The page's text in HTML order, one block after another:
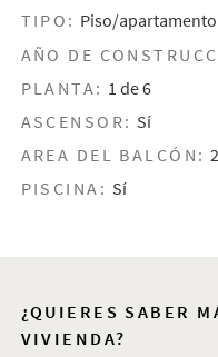
TIPO: Piso/apartamento
AÑO DE
PLANTA: 1 de 6
ASCENSOR: Sí
AREA DEL BALCÓN:
PISCINA: Sí
¿QUIERES SABER
VIVIENDA?